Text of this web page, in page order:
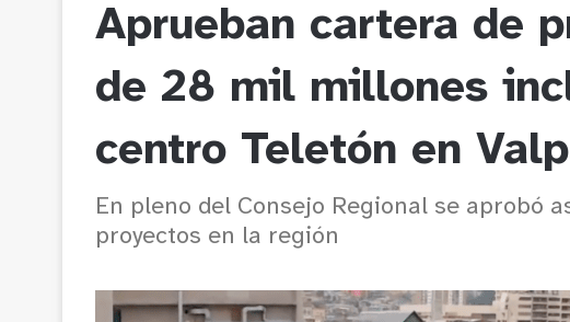
Aprueban cartera de
de 28 mil millones
centro Teletón en
En pleno del Consejo Regional se aprobó
proyectos en la región